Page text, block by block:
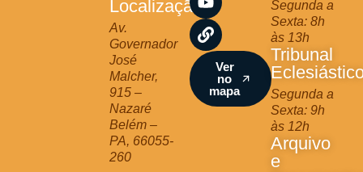
Localização
Av.
Governador
José
Malcher,
915 –
Nazaré
Belém –
PA, 66055-
260
g
r
a
m
o
o
k
b
e
Ver
no
mapa
Segunda a
Sexta: 8h
às 13h
Tribunal
Segunda a
Sexta: 9h
às 12h
Arquivo
e